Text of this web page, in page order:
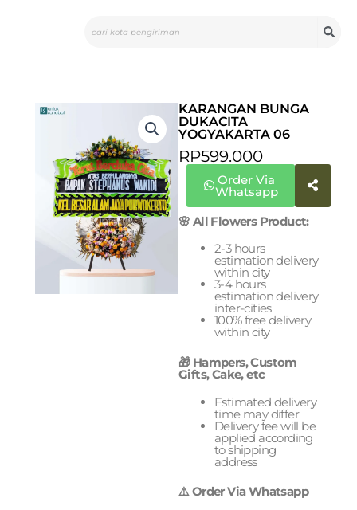
KARANGAN BUNGA
DUKACITA
YOGYAKARTA 06
RP599.000
Order Via
Whatsapp
🌸 All Flowers Product:
2-3 hours
estimation delivery
within city
3-4 hours
estimation delivery
inter-cities
100% free delivery
within city
🎁 Hampers, Custom
Gifts, Cake, etc
Estimated delivery
time may differ
Delivery fee will be
applied according
to shipping
address
⚠️ Order Via Whatsapp